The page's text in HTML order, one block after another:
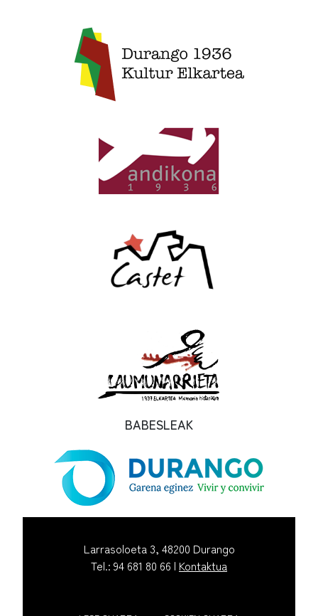
BABESLEAK
Larrasoloeta 3, 48200 Durango
Tel.: 94 681 80 66 | Kontaktua